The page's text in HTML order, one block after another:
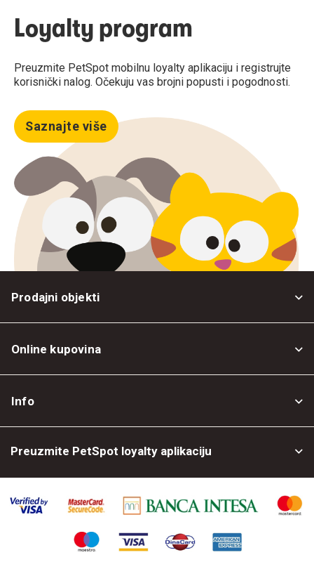
Loyalty program
Preuzmite PetSpot mobilnu loyalty aplikaciju i registrujte
korisnički nalog. Očekuju vas brojni popusti i pogodnosti.
Saznajte više
Prodajni objekti
Online kupovina
Info
Preuzmite PetSpot loyalty aplikaciju